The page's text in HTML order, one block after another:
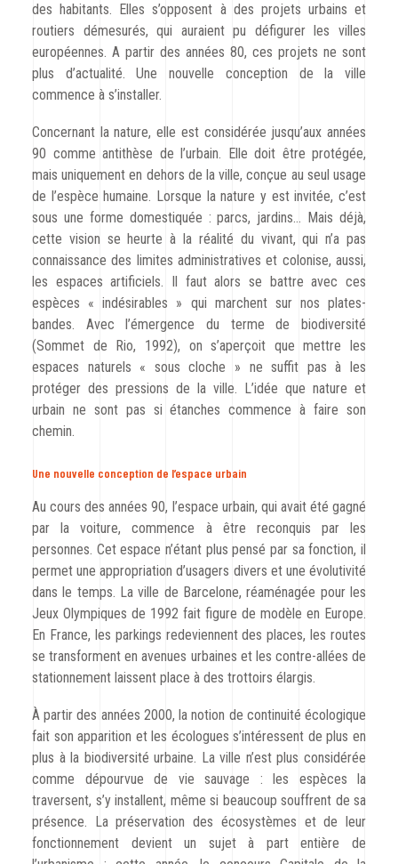
des habitants. Elles s’opposent à des projets urbains et
routiers démesurés, qui auraient pu défigurer les villes
européennes. A partir des années 80, ces projets ne sont
plus d’actualité. Une nouvelle conception de la ville
commence à s’installer.
Concernant la nature, elle est considérée jusqu’aux années
90 comme antithèse de l’urbain. Elle doit être protégée,
mais uniquement en dehors de la ville, conçue au seul usage
de l’espèce humaine. Lorsque la nature y est invitée, c’est
sous une forme domestiquée : parcs, jardins… Mais déjà,
cette vision se heurte à la réalité du vivant, qui n’a pas
connaissance des limites administratives et colonise, aussi,
les espaces artificiels. Il faut alors se battre avec ces
espèces « indésirables » qui marchent sur nos plates-
bandes. Avec l’émergence du terme de biodiversité
(Sommet de Rio, 1992), on s’aperçoit que mettre les
espaces naturels « sous cloche » ne suffit pas à les
protéger des pressions de la ville. L’idée que nature et
urbain ne sont pas si étanches commence à faire son
chemin.
Une nouvelle conception de l’espace urbain
Au cours des années 90, l’espace urbain, qui avait été gagné
par la voiture, commence à être reconquis par les
personnes. Cet espace n’étant plus pensé par sa fonction, il
permet une appropriation d’usagers divers et une évolutivité
dans le temps. La ville de Barcelone, réaménagée pour les
Jeux Olympiques de 1992 fait figure de modèle en Europe.
En France, les parkings redeviennent des places, les routes
se transforment en avenues urbaines et les contre-allées de
stationnement laissent place à des trottoirs élargis.
À partir des années 2000, la notion de continuité écologique
fait son apparition et les écologues s’intéressent de plus en
plus à la biodiversité urbaine. La ville n’est plus considérée
comme dépourvue de vie sauvage : les espèces la
traversent, s’y installent, même si beaucoup souffrent de sa
présence. La préservation des écosystèmes et de leur
fonctionnement devient un sujet à part entière de